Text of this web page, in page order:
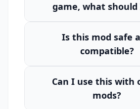
game, what should
Is this mod safe
compatible?
Can I use this with
mods?